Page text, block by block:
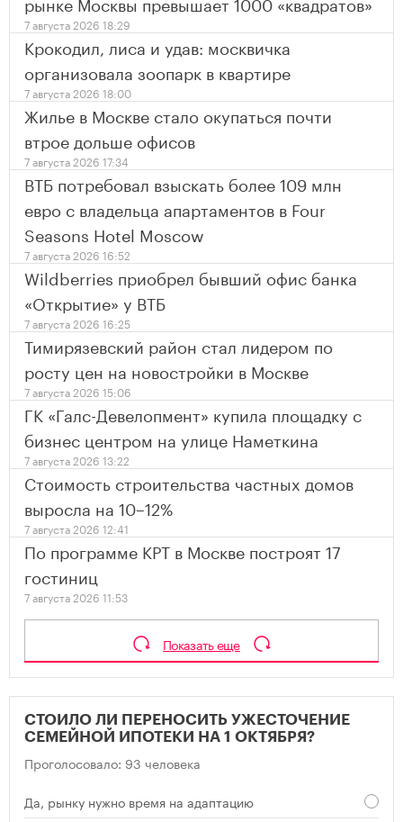
7 августа 2026 18:29
Крокодил, лиса и удав: москвичка
организовала зоопарк в квартире
7 августа 2026 18:00
Жилье в Москве стало окупаться почти
втрое дольше офисов
7 августа 2026 17:34
ВТБ потребовал взыскать более 109 млн
евро с владельца апартаментов в Four
Seasons Hotel Moscow
7 августа 2026 16:52
Wildberries приобрел бывший офис банка
«Открытие» у ВТБ
7 августа 2026 16:25
Тимирязевский район стал лидером по
росту цен на новостройки в Москве
7 августа 2026 15:06
ГК «Галс-Девелопмент» купила площадку с
бизнес центром на улице Наметкина
7 августа 2026 13:22
Стоимость строительства частных домов
выросла на 10–12%
7 августа 2026 12:41
По программе КРТ в Москве построят 17
гостиниц
7 августа 2026 11:53
Показать еще
СТОИЛО ЛИ ПЕРЕНОСИТЬ УЖЕСТОЧЕНИЕ
СЕМЕЙНОЙ ИПОТЕКИ НА 1 ОКТЯБРЯ?
Проголосовало: 93 человека
Да, рынку нужно время на адаптацию